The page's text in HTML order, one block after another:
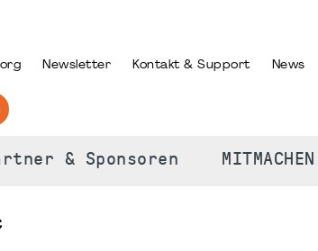
Newsletter Kontakt & Support News
& Sponsoren MITMACHEN